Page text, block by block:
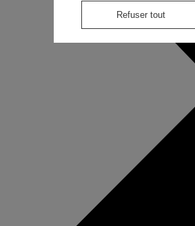
Refuser tout